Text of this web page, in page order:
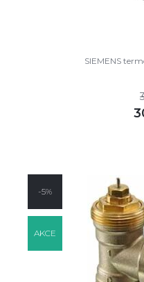
SIEMENS
-5%
AKCE